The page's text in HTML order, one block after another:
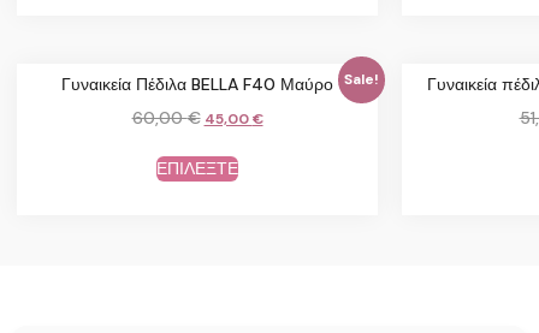
Sale!
Γυναικεία Πέδιλα BELLA F40 Μαύρο
60,00€ 45,00€
ΕΠΙΛΕΞΤΕ
Γυναικεία